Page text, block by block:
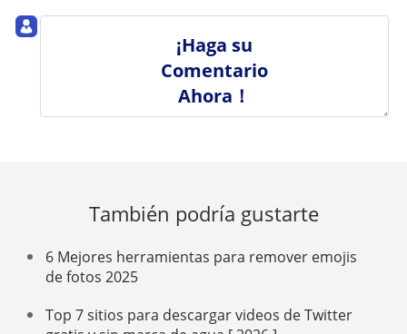
¡Haga su
Comentario
Ahora！
También podría gustarte
6 Mejores herramientas para remover emojis
de fotos 2025
Top 7 sitios para descargar videos de Twitter